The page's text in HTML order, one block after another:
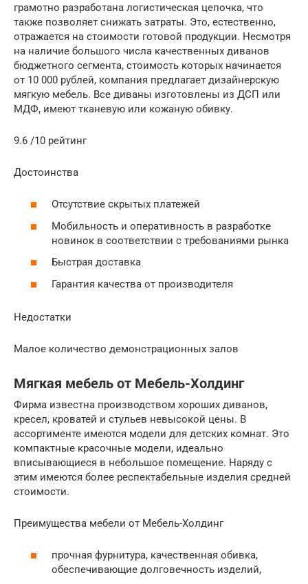
грамотно разработана логистическая цепочка, что
также позволяет снижать затраты. Это, естественно,
отражается на стоимости готовой продукции. Несмотря
на наличие большого числа качественных диванов
бюджетного сегмента, стоимость которых начинается
от 10 000 рублей, компания предлагает дизайнерскую
мягкую мебель. Все диваны изготовлены из ДСП или
МДФ, имеют тканевую или кожаную обивку.
9.6 /10 рейтинг
Достоинства
Отсутствие скрытых платежей
Мобильность и оперативность в разработке
новинок в соответствии с требованиями рынка
Быстрая доставка
Гарантия качества от производителя
Недостатки
Малое количество демонстрационных залов
Мягкая мебель от Мебель-Холдинг
Фирма известна производством хороших диванов,
кресел, кроватей и стульев невысокой цены. В
ассортименте имеются модели для детских комнат. Это
компактные красочные модели, идеально
вписывающиеся в небольшое помещение. Наряду с
этим имеются более респектабельные изделия средней
стоимости.
Преимущества мебели от Мебель-Холдинг
прочная фурнитура, качественная обивка,
обеспечивающие долговечность изделий,